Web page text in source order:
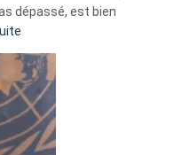
»
dépassé, est bien
Tegnér
exulte
« Zemmour
a